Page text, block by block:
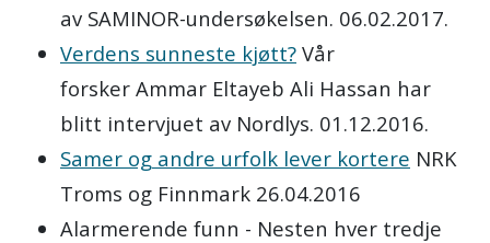
av SAMINOR-undersøkelsen. 06.02.2017.
Verdens sunneste kjøtt? Vår
forsker Ammar Eltayeb Ali Hassan har
blitt intervjuet av Nordlys. 01.12.2016.
Samer og andre urfolk lever kortere NRK
Troms og Finnmark 26.04.2016
Alarmerende funn - Nesten hver tredje